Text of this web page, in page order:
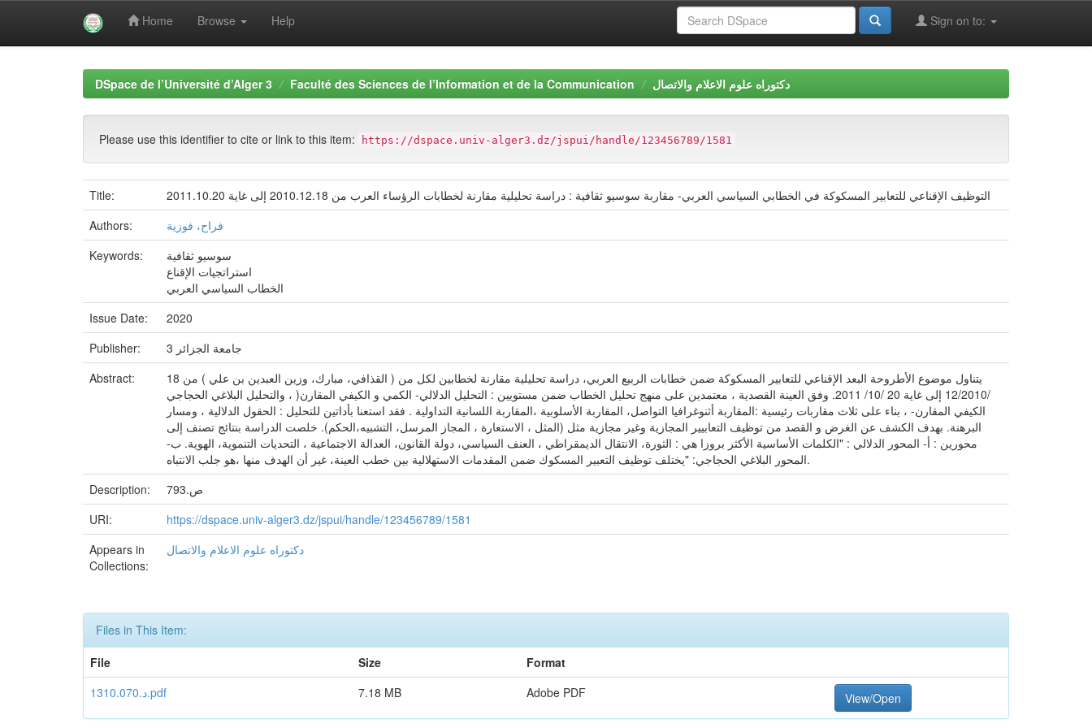
Home Browse Help Sign on to:
DSpace de l’Université d’Alger 3 Faculté des Sciences de l’Information et de la Communication دكتوراه علوم الاعلام والاتصال
Please use this identifier to cite or link to this item: https://dspace.univ-alger3.dz/jspui/handle/123456789/1581
Title:
التوظيف الإقناعي للتعابير المسكوكة في الخطابي السياسي العربي- مقاربة سوسيو ثقافية : دراسة تحليلية مقارنة لخطابات الرؤساء العرب من 2010.12.18 إلى غاية 2011.10.20
Authors:
فراح، فوزية
Keywords:
سوسيو ثقافية
استراتجيات الإقناع
الخطاب السياسي العربي
Issue Date:
2020
Publisher:
جامعة الجزائر 3
Abstract:
يتناول موضوع الأطروحة البعد الإقناعي للتعابير المسكوكة ضمن خطابات الربيع العربي، دراسة تحليلية مقارنة لخطابين لكل من ( القذافي، مبارك، وزين العبدين بن علي ) من 18
/12/2010 إلى غاية 20 /10/ 2011. وفق العينة القصدية ، معتمدين على منهج تحليل الخطاب ضمن مستويين : التحليل الدلالي- الكمي و الكيفي المقارن( ، والتحليل البلاغي الحجاجي
الكيفي المقارن- ، بناء على ثلاث مقاربات رئيسية :المقاربة أثنوغرافيا التواصل، المقاربة الأسلوبية ،المقاربة اللسانية التداولية . فقد استعنا بأداتين للتحليل : الحقول الدلالية ، ومسار
البرهنة. بهدف الكشف عن الغرض و القصد من توظيف التعابيير المجازية وغير مجازية مثل (المثل ، الاستعارة ، المجاز المرسل، التشبيه،الحكم). خلصت الدراسة بنتائج تصنف إلى
محورين : أ- المحور الدلالي : "الكلمات الأساسية الأكثر بروزا هي : الثورة، الانتقال الديمقراطي ، العنف السياسي، دولة القانون، العدالة الاجتماعية ، التحديات التنموية، الهوية. ب-
المحور البلاغي الحجاجي: "يختلف توظيف التعبير المسكوك ضمن المقدمات الاستهلالية بين خطب العينة، غير أن الهدف منها ،هو جلب الانتباه.
Description:
ص.793
URI:
https://dspace.univ-alger3.dz/jspui/handle/123456789/1581
Appears in
Collections:
دكتوراه علوم الاعلام والاتصال
Files in This Item:
File
Size
Format
د.1310.070.pdf
7.18 MB Adobe PDF View/Open